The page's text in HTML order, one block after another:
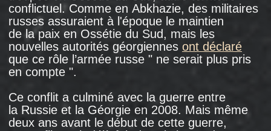
Le 24 juin 2008 au petit matin, un foyer
d’hébergement situé au nord de Moscou a été
en civil ",
selon
un correspondant de Novaya
Gazeta. Ils ont barricadé la porte d’entrée
du foyer avec une barre métallique pour
empêcher les journalistes et les défenseurs
des droits humains d’entrer dans le bâtiment.
ASSAUT D’UN
FOYER
D’HÉBERGEMENT